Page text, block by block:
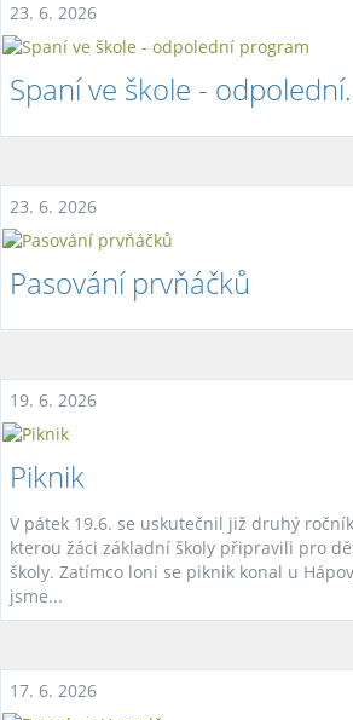
23. 6. 2026
Spaní ve škole -
23. 6. 2026
Pasování prvňáčků
19. 6. 2026
Piknik
V pátek 19.6. se uskutečnil již druhý
kterou žáci základní školy připravili pro
školy. Zatímco loni se piknik konal u
jsme...
17. 6. 2026